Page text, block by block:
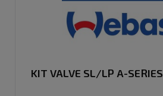
KIT VALVE SL/LP A-SERIES